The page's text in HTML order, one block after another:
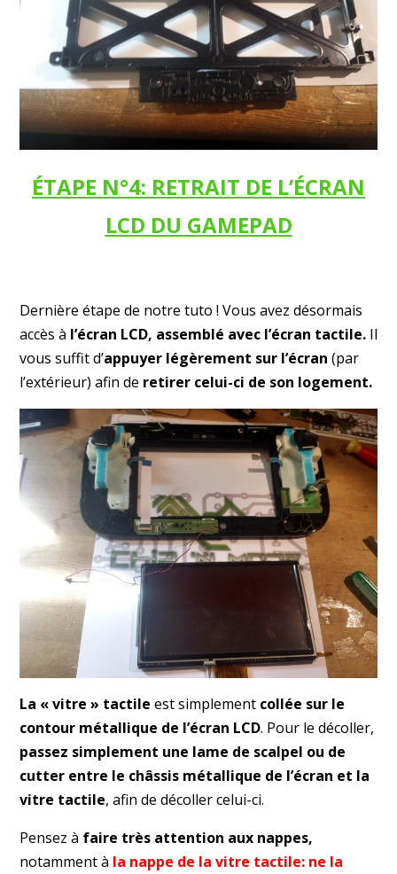
ÉTAPE N°4: RETRAIT DE L’ÉCRAN
LCD DU GAMEPAD
Dernière étape de notre tuto ! Vous avez désormais
accès à l’écran LCD, assemblé avec l’écran tactile.Il
vous suffit d’appuyer légèrement sur l’écran (par
l’extérieur) afin de retirer celui-ci de son logement.
La « vitre » tactile est simplement collée sur le
contour métallique de l’écran LCD. Pour le décoller,
passez simplement une lame de scalpel ou de
cutter entre le châssis métallique de l’écran et la
vitre tactile, afin de décoller celui-ci.
Pensez à faire très attention aux nappes,
notamment à la nappe de la vitre tactile: ne la